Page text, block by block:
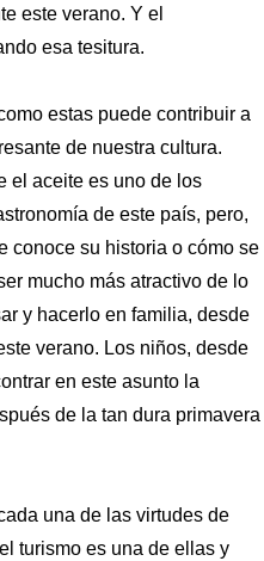
este verano. Y el
esa tesitura.
estas puede contribuir a
de nuestra cultura.
el aceite es uno de los
de este país, pero,
conoce su historia o cómo se
mucho más atractivo de lo
y hacerlo en familia, desde
verano. Los niños, desde
en este asunto la
de la tan dura primavera
una de las virtudes de
turismo es una de ellas y